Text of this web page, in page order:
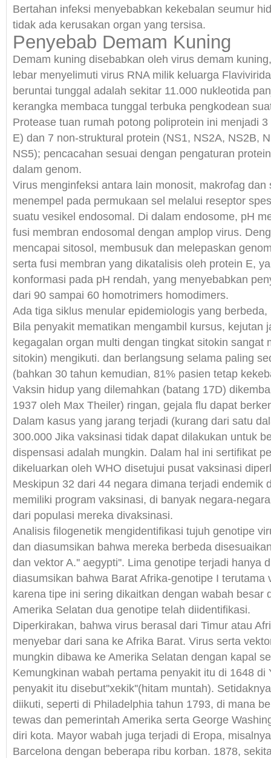
Bertahan infeksi menyebabkan kekebalan seumur
tidak ada kerusakan organ yang tersisa.
Penyebab Demam Kuning
Demam kuning disebabkan oleh virus demam
lebar menyelimuti virus RNA milik keluarga
beruntai tunggal adalah sekitar 11.000 nukleotida
kerangka membaca tunggal terbuka pengkodean
Protease tuan rumah potong poliprotein ini menjadi
E) dan 7 non-struktural protein (NS1, NS2A, NS2B,
NS5); pencacahan sesuai dengan pengaturan
dalam genom.
Virus menginfeksi antara lain monosit, makrofag dan
menempel pada permukaan sel melalui reseptor
suatu vesikel endosomal. Di dalam endosome, pH
fusi membran endosomal dengan amplop virus.
mencapai sitosol, membusuk dan melepaskan
serta fusi membran yang dikatalisis oleh protein E,
konformasi pada pH rendah, yang menyebabkan
dari 90 sampai 60 homotrimers homodimers.
Ada tiga siklus menular epidemiologis yang berbeda,
Bila penyakit mematikan mengambil kursus, kejutan
kegagalan organ multi dengan tingkat sitokin sangat
sitokin) mengikuti. dan berlangsung selama paling
(bahkan 30 tahun kemudian, 81% pasien tetap
Vaksin hidup yang dilemahkan (batang 17D)
1937 oleh Max Theiler) ringan, gejala flu dapat
Dalam kasus yang jarang terjadi (kurang dari satu
300.000 Jika vaksinasi tidak dapat dilakukan untuk
dispensasi adalah mungkin. Dalam hal ini sertifikat
dikeluarkan oleh WHO disetujui pusat vaksinasi
Meskipun 32 dari 44 negara dimana terjadi endemik
memiliki program vaksinasi, di banyak negara-
dari populasi mereka divaksinasi.
Analisis filogenetik mengidentifikasi tujuh genotipe
dan diasumsikan bahwa mereka berbeda
dan vektor A.'' aegypti''. Lima genotipe terjadi hanya
diasumsikan bahwa Barat Afrika-genotipe I terutama
karena tipe ini sering dikaitkan dengan wabah besar
Amerika Selatan dua genotipe telah diidentifikasi.
Diperkirakan, bahwa virus berasal dari Timur atau
menyebar dari sana ke Afrika Barat. Virus serta
mungkin dibawa ke Amerika Selatan dengan kapal
Kemungkinan wabah pertama penyakit itu di 1648 di
penyakit itu disebut''xekik''(hitam muntah).
diikuti, seperti di Philadelphia tahun 1793, di mana
tewas dan pemerintah Amerika serta George
diri kota. Mayor wabah juga terjadi di Eropa,
Barcelona dengan beberapa ribu korban. 1878,